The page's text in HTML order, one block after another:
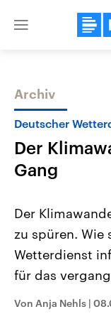
Close
Themen
Landtagswahl
2026
Alle Informationen
Sachsen-Anhalt
Landtag. Seit 2021
Archiv
Deutscher
Der
Gang
Der
zu spüren. Wie
Wetterdienst
für das
Von Anja Nehls |